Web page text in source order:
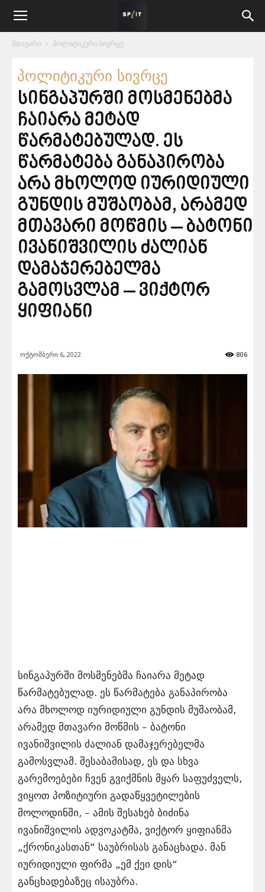
მთავარი პოლიტიკური სივრცე
პოლიტიკური სივრცე
სინგაპურში მოსმენებმა
ჩაიარა მეტად
წარმატებულად. ეს
წარმატება განაპირობა
არა მხოლოდ იურიდიული
გუნდის მუშაობამ, არამედ
მთავარი მოწმის – ბატონი
ივანიშვილის ძალიან
დამაჯერებელმა
გამოსვლამ – ვიქტორ
ყიფიანი
ოქტომბერი 6, 2022 806
სინგაპურში მოსმენებმა ჩაიარა მეტად
წარმატებულად. ეს წარმატება განაპირობა
არა მხოლოდ იურიდიული გუნდის მუშაობამ,
არამედ მთავარი მოწმის – ბატონი
ივანიშვილის ძალიან დამაჯერებელმა
გამოსვლამ. შესაბამისად, ეს და სხვა
გარემოებები ჩვენ გვიქმნის მყარ საფუძველს,
ვიყოთ პოზიტიური გადაწყვეტილების
მოლოდინში, – ამის შესახებ ბიძინა
ივანიშვილის ადვოკატმა, ვიქტორ ყიფიანმა
„ქრონიკასთან“ საუბრისას განაცხადა. მან
იურიდიული ფირმა „ემ ქეი დის“
განცხადებაზეც ისაუბრა.